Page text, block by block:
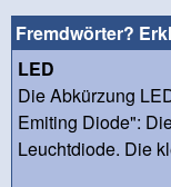
Fremdwörter?
LED
Die Abkürzung
Emiting Diode":
Leuchtdiode. Die